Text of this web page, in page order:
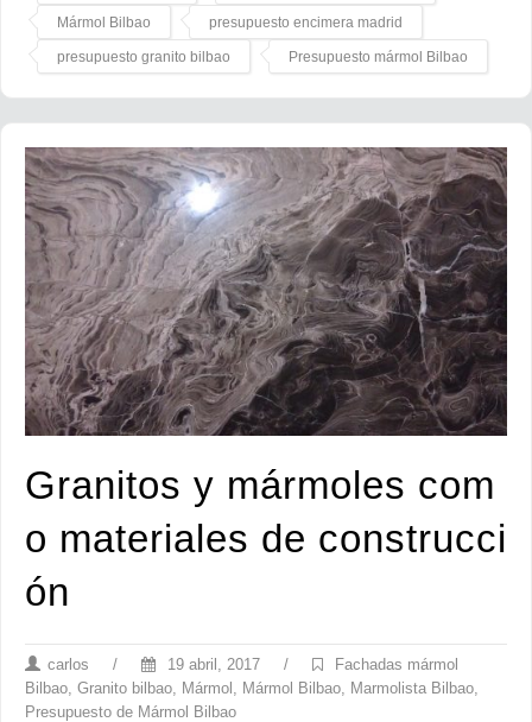
Mármol Bilbao presupuesto encimera madrid
presupuesto granito bilbao Presupuesto mármol Bilbao
Granitos y mármoles com
o materiales de construcci
ón
carlos / 19 abril, 2017 /
Fachadas mármol
Bilbao Granito bilbao Mármol Mármol Bilbao Marmolista Bilbao
Presupuesto de Mármol Bilbao